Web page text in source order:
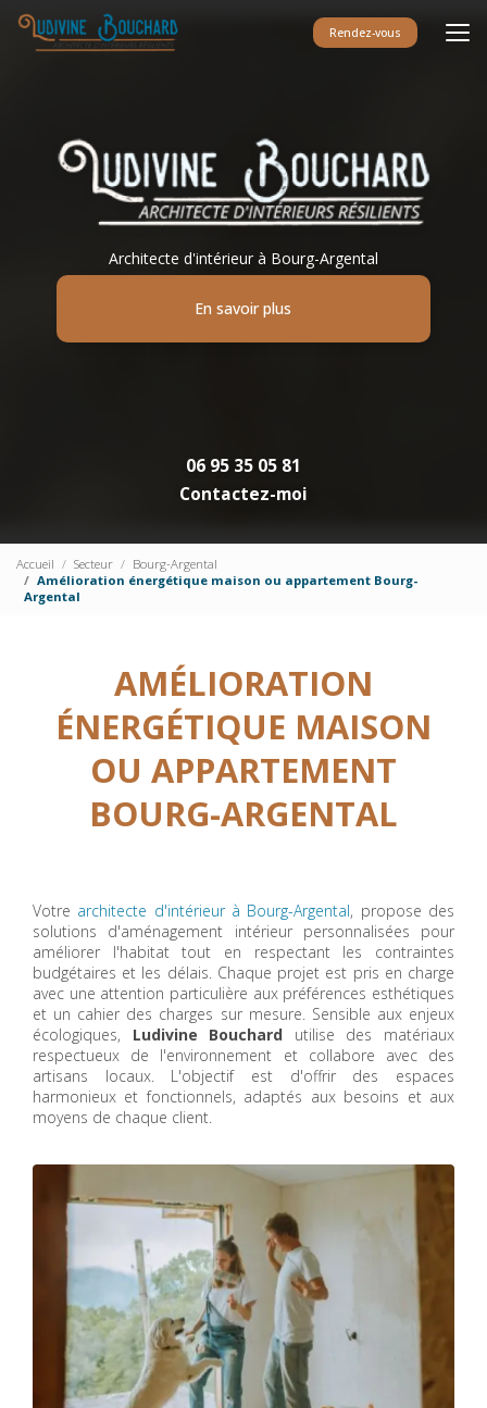
Aller
contenu
Rendez-vous
Architecte d'intérieur à Bourg-Argental
En savoir plus
06 95 35 05 81
Contactez-moi
Accueil Secteur
Bourg-Argental
Amélioration énergétique maison ou appartement Bourg-
Argental
AMÉLIORATION
ÉNERGÉTIQUE MAISON
OU APPARTEMENT
BOURG-ARGENTAL
Votre architecte d'intérieur à Bourg-Argental, propose des
solutions d'aménagement intérieur personnalisées pour
améliorer l'habitat tout en respectant les contraintes
budgétaires et les délais. Chaque projet est pris en charge
avec une attention particulière aux préférences esthétiques
et un cahier des charges sur mesure. Sensible aux enjeux
écologiques, Ludivine Bouchard utilise des matériaux
respectueux de l'environnement et collabore avec des
artisans locaux. L'objectif est d'offrir des espaces
harmonieux et fonctionnels, adaptés aux besoins et aux
moyens de chaque client.